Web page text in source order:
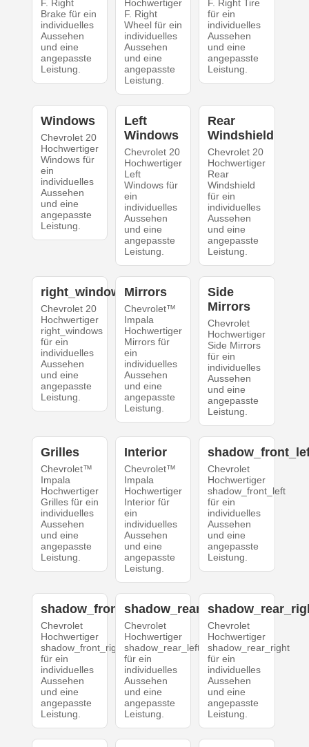
F. Right
Brake für ein
individuelles
Aussehen
und eine
angepasste
Leistung.
Hochwertiger
F. Right
Wheel für ein
individuelles
Aussehen
und eine
angepasste
Leistung.
F. Right Tire
für ein
individuelles
Aussehen
und eine
angepasste
Leistung.
Windows
Chevrolet 20
Hochwertiger
Windows für
ein
individuelles
Aussehen
und eine
angepasste
Leistung.
Left
Windows
Chevrolet 20
Hochwertiger
Left
Windows für
ein
individuelles
Aussehen
und eine
angepasste
Leistung.
Rear
Windshield
Chevrolet 20
Hochwertiger
Rear
Windshield
für ein
individuelles
Aussehen
und eine
angepasste
Leistung.
right_windows
Chevrolet 20
Hochwertiger
right_windows
für ein
individuelles
Aussehen
und eine
angepasste
Leistung.
Mirrors
Chevrolet™
Impala
Hochwertiger
Mirrors für
ein
individuelles
Aussehen
und eine
angepasste
Leistung.
Side
Mirrors
Chevrolet
Hochwertiger
Side Mirrors
für ein
individuelles
Aussehen
und eine
angepasste
Leistung.
Grilles
Chevrolet™
Impala
Hochwertiger
Grilles für ein
individuelles
Aussehen
und eine
angepasste
Leistung.
Interior
Chevrolet™
Impala
Hochwertiger
Interior für
ein
individuelles
Aussehen
und eine
angepasste
Leistung.
Chevrolet
Hochwertiger
shadow_front_left
für ein
individuelles
Aussehen
und eine
angepasste
Leistung.
shadow_front_right
Chevrolet
Hochwertiger
shadow_front_right
für ein
individuelles
Aussehen
und eine
angepasste
Leistung.
shadow_rear_left
Chevrolet
Hochwertiger
shadow_rear_left
für ein
individuelles
Aussehen
und eine
angepasste
Leistung.
Chevrolet
Hochwertiger
shadow_rear_right
für ein
individuelles
Aussehen
und eine
angepasste
Leistung.